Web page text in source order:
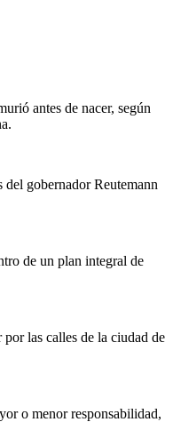
antes de nacer, según
del gobernador Reutemann
de un plan integral de
las calles de la ciudad de
o menor responsabilidad,